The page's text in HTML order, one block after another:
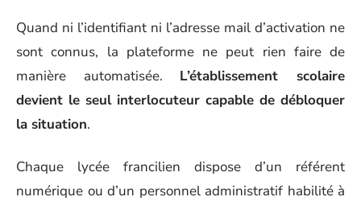
Quand ni l’identifiant ni l’adresse mail d’activation ne
sont connus, la plateforme ne peut rien faire de
manière automatisée. L’établissement scolaire
devient le seul interlocuteur capable de débloquer
la situation.
Chaque lycée francilien dispose d’un référent
numérique ou d’un personnel administratif habilité à